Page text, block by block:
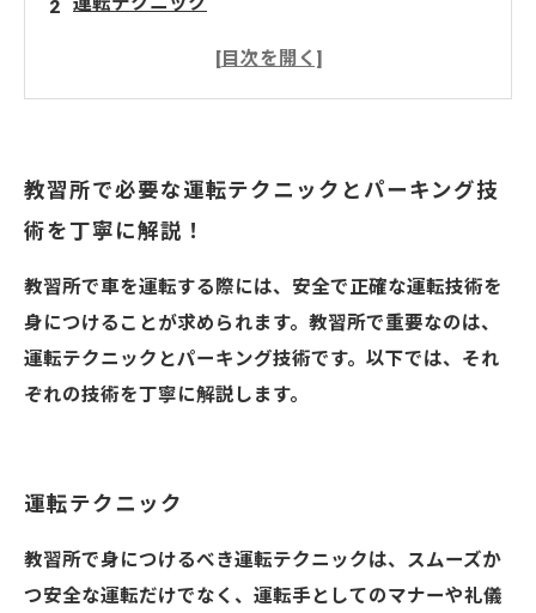
教習所で必要な運転テクニックとパーキング技
術を丁寧に解説！
教習所で車を運転する際には、安全で正確な運転技術を
身につけることが求められます。教習所で重要なのは、
運転テクニックとパーキング技術です。以下では、それ
ぞれの技術を丁寧に解説します。
運転テクニック
教習所で身につけるべき運転テクニックは、スムーズか
つ安全な運転だけでなく、運転手としてのマナーや礼儀